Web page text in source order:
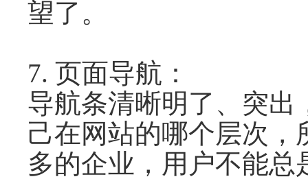
望了。
7. 页面导航：
导航条清晰明了、突
己在网站的哪个层次
多的企业，用户不能